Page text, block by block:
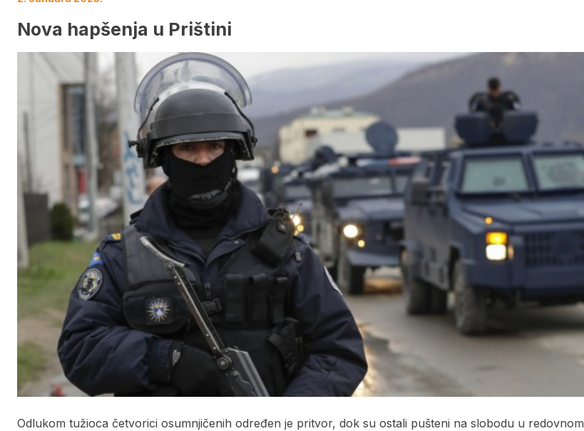
Nova hapšenja u Prištini
Odlukom tužioca četvorici osumnjičenih određen je pritvor, dok su ostali pušteni na slobodu u redovnom